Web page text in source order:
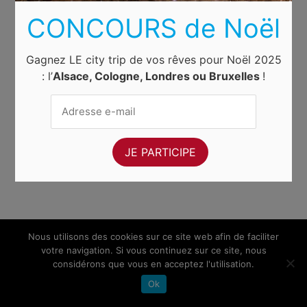
Nous utilisons des cookies sur ce site web afin de faciliter
votre navigation. Si vous continuez sur ce site, nous
considérons que vous en acceptez l'utilisation.
Ok
CONCOURS de Noël
Gagnez LE city trip de vos rêves pour Noël 2025
: l’Alsace, Cologne, Londres ou Bruxelles !